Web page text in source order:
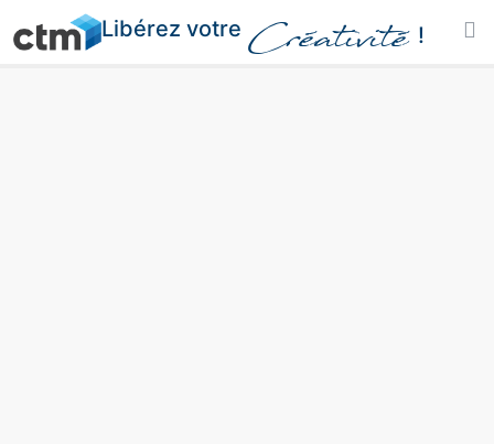
Libérez votre Créativité !